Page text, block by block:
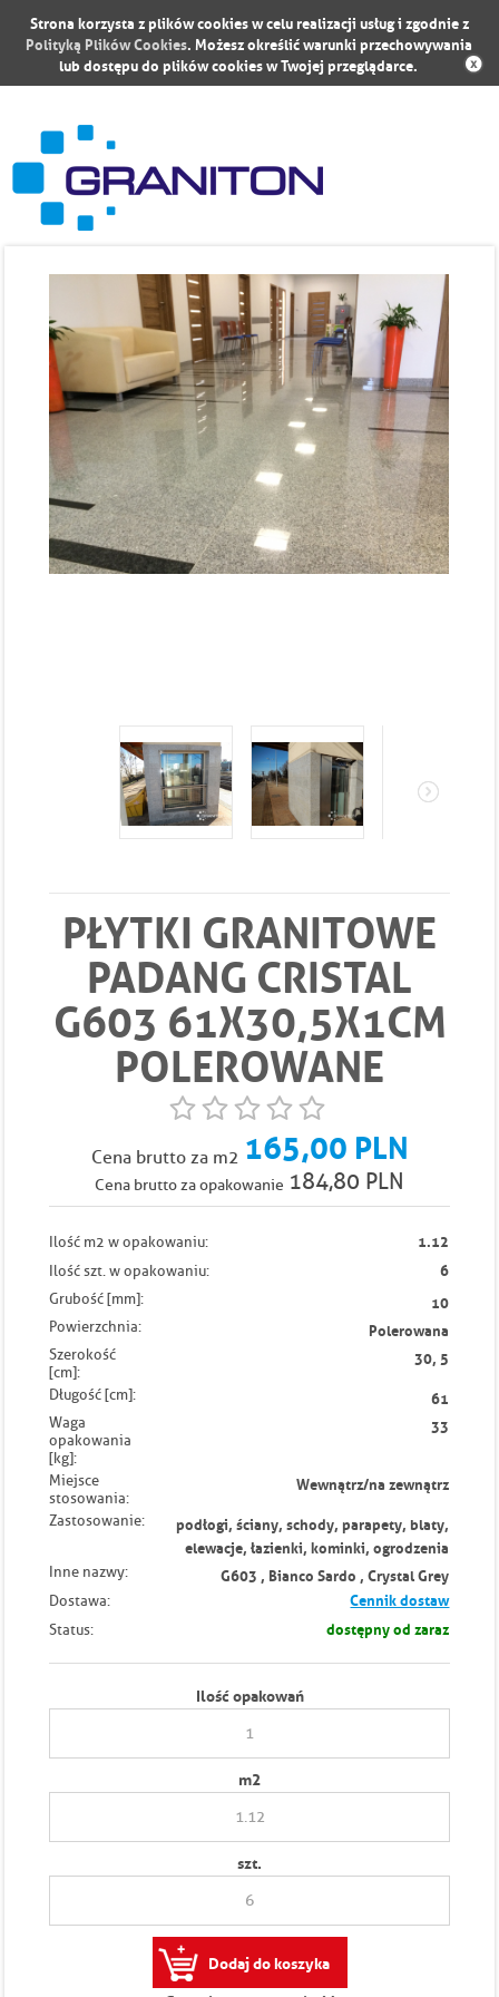
Strona korzysta z plików cookies w celu realizacji usług i zgodnie z
Polityką Plików Cookies. Możesz określić warunki przechowywania
lub dostępu do plików cookies w Twojej przeglądarce.
PŁYTKI GRANITOWE
PADANG CRISTAL
G603 61X30,5X1CM
POLEROWANE
Cena brutto za m2 165,00 PLN
Cena brutto za opakowanie 184,80 PLN
Ilość m2 w opakowaniu: 1.12
Ilość szt. w opakowaniu: 6
Grubość [mm]: 10
Powierzchnia: Polerowana
Szerokość
[cm]:
30, 5
Długość [cm]: 61
Waga
opakowania
[kg]:
33
Miejsce
stosowania:
Wewnątrz/na zewnątrz
Zastosowanie:
podłogi, ściany, schody, parapety, blaty,
elewacje, łazienki, kominki, ogrodzenia
Inne nazwy: G603 , Bianco Sardo , Crystal Grey
Dostawa: Cennik dostaw
Status: dostępny od zaraz
Ilość opakowań
m2
szt.
Dodaj do koszyka